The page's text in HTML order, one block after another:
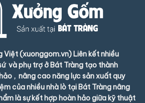
Việt (xuonggom.vn) Liên kết nhiều
và phụ trợ ở Bát Tràng tạo thành
, nâng cao năng lực sản xuất quy
của nhiều nhà lò tại Bát Tràng nâng
là sự kết hợp hoàn hảo giữa kỹ thuật